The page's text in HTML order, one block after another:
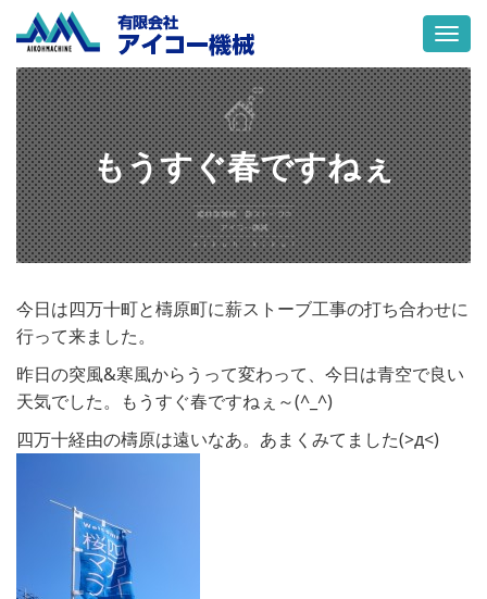
もうすぐ春ですねぇ
今日は四万十町と檮原町に薪ストーブ工事の打ち合わせに
行って来ました。
昨日の突風&寒風からうって変わって、今日は青空で良い
天気でした。もうすぐ春ですねぇ～(^_^)
四万十経由の檮原は遠いなあ。あまくみてました(>д<)